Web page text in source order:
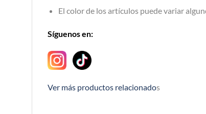
El color de los artículos puede variar
Síguenos en:
Ver más productos relacionados